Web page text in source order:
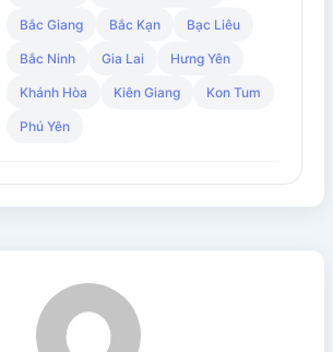
Bắc Giang Bắc Kạn Bạc Liêu
Bắc Ninh Gia Lai Hưng Yên
Khánh Hòa Kiên Giang Kon Tum
Phú Yên